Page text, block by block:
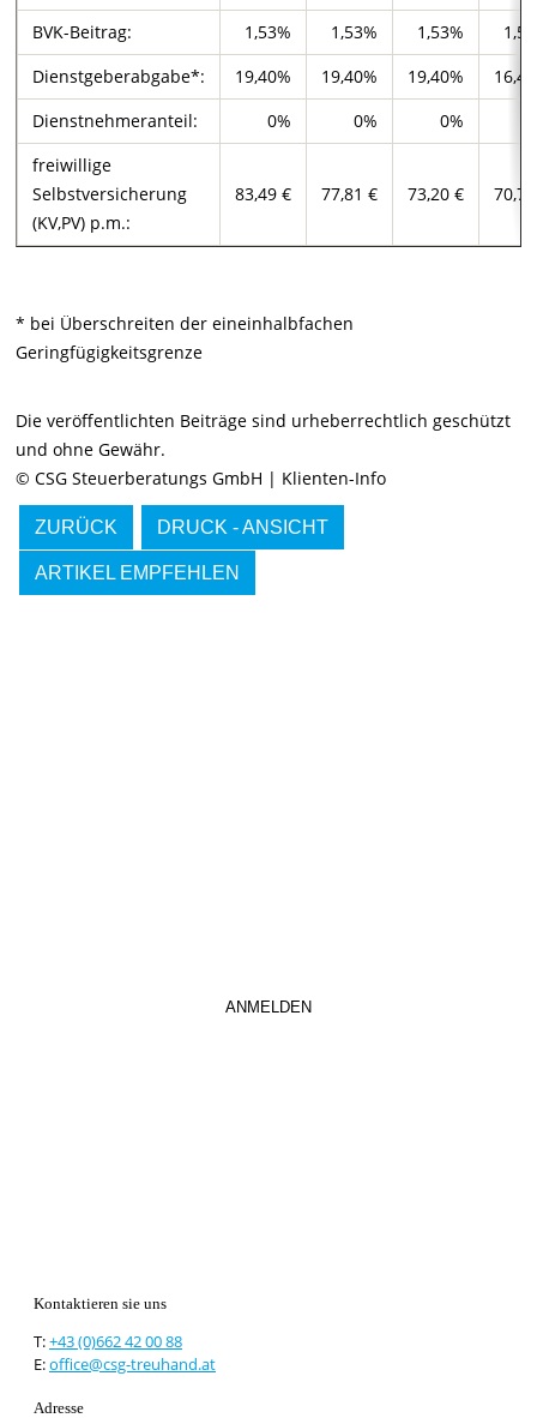
BVK-Beitrag:
1,53% 1,53% 1,53%
Dienstgeberabgabe*:
19,40% 19,40% 19,40%
Dienstnehmeranteil:
0% 0% 0%
freiwillige
Selbstversicherung
(KV,PV) p.m.:
83,49 € 77,81 € 73,20 €
* bei Überschreiten der eineinhalbfachen
Geringfügigkeitsgrenze
Die veröffentlichten Beiträge sind urheberrechtlich geschützt
und ohne Gewähr.
© CSG Steuerberatungs GmbH | Klienten-Info
ZURÜCK DRUCK - ANSICHT
ARTIKEL EMPFEHLEN
Kontaktieren sie uns
T:+43 (0)662 42 00 88
E:office@csg-treuhand.at
Adresse